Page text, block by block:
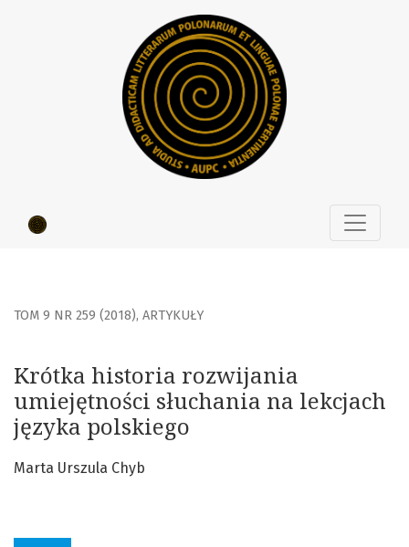
TOM 9 NR 259 (2018), ARTYKUŁY
Krótka historia rozwijania
umiejętności słuchania na lekcjach
języka polskiego
Marta Urszula Chyb